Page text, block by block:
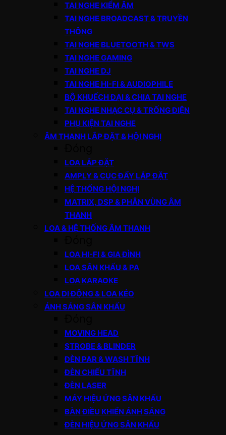
TAI NGHE KIỂM ÂM
TAI NGHE BROADCAST & TRUYỀN
THÔNG
TAI NGHE BLUETOOTH & TWS
TAI NGHE GAMING
TAI NGHE DJ
TAI NGHE HI-FI & AUDIOPHILE
BỘ KHUẾCH ĐẠI & CHIA TAI NGHE
TAI NGHE NHẠC CỤ & TRỐNG ĐIỆN
PHỤ KIỆN TAI NGHE
ÂM THANH LẮP ĐẶT & HỘI NGHỊ
LOA LẮP ĐẶT
AMPLY & CỤC ĐẨY LẮP ĐẶT
HỆ THỐNG HỘI NGHỊ
MATRIX, DSP & PHÂN VÙNG ÂM
THANH
LOA & HỆ THỐNG ÂM THANH
LOA HI-FI & GIA ĐÌNH
LOA SÂN KHẤU & PA
LOA KARAOKE
LOA DI ĐỘNG & LOA KÉO
ÁNH SÁNG SÂN KHẤU
MOVING HEAD
STROBE & BLINDER
ĐÈN PAR & WASH TĨNH
ĐÈN CHIẾU TĨNH
ĐÈN LASER
MÁY HIỆU ỨNG SÂN KHẤU
BÀN ĐIỀU KHIỂN ÁNH SÁNG
ĐÈN HIỆU ỨNG SÂN KHẤU